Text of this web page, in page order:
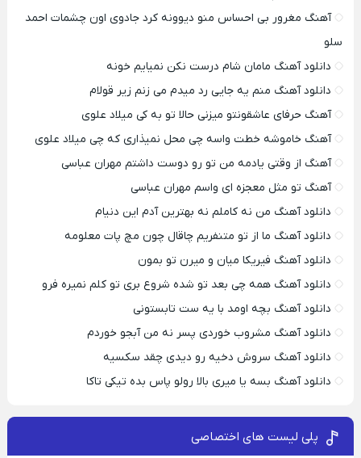
آهنگ مغرور بی احساس منو دیوونه کرد جادوی اون چشمات احمد
سلو
دانلود آهنگ مامان شام درست نکن نمیایم خونه
دانلود آهنگ منم یه جایی رد میدم می زنم زیر قولام
آهنگ حرفای عاشقونتو میزنی حالا تو به کی میلاد علوی
آهنگ خاموشه خطت واسه چی محل نمیذاری که چی میلاد علوی
آهنگ از وقتی یادمه من تو رو دوست داشتم مهران عباسی
آهنگ تو مثل معجزه ای واسم مهران عباسی
دانلود آهنگ من نه کاملم نه بهترین آدم این دنیام
دانلود آهنگ ما از تو متنفریم چاقال چون مچ پات معلومه
دانلود آهنگ فیریکا میان و میرن تو بمون
دانلود آهنگ همه چی بعد تو شده شروع بری تو کلم نمیره فرو
دانلود آهنگ بچه اومد با یه ست تابستونی
دانلود آهنگ مشروب خوردی پسر نه من آبجو خوردم
دانلود آهنگ سروش دخیه رو دیدی چقد سکسیه
دانلود آهنگ بسه یا میری بالا رولو پاس بده تیکی تاکا
پلی لیست های اختصاصی